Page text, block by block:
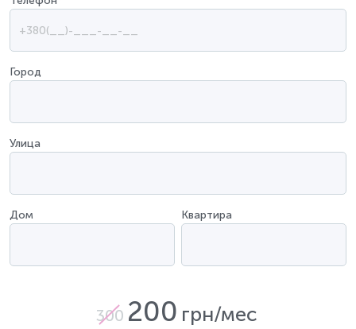
Город
Улица
Дом Квартира
300 200 грн/мес